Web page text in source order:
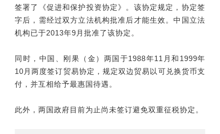
签署了《促进和保护投资协定》。该协定规定，协定签
字后，需经过双方立法机构批准后才能生效。中国立法
机构已于2013年9月批准了该协定。
同时，中国、刚果（金）两国于1988年11月和1999年
10月两度签订贸易协定，规定双边贸易以可兑换货币支
付，并互相给予最惠国待遇。
此外，两国政府目前为止尚未签订避免双重征税协定。